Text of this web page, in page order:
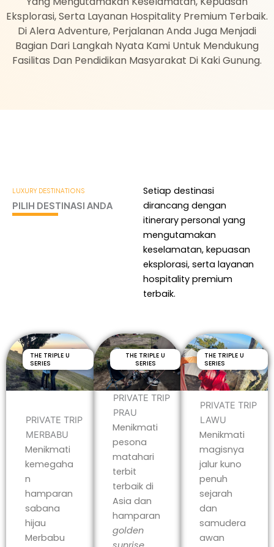
Eksplorasi, Serta Layanan Hospitality Premium Terbaik.
Di Alera Adventure, Perjalanan Anda Juga Menjadi
Bagian Dari Langkah Nyata Kami Untuk Mendukung
Fasilitas Dan Pendidikan Masyarakat Di Kaki Gunung.
LUXURY DESTINATIONS
PILIH DESTINASI ANDA
Setiap destinasi
dirancang dengan
itinerary personal yang
mengutamakan
keselamatan, kepuasan
eksplorasi, serta layanan
hospitality premium
terbaik.
THE TRIPLE U
SERIES
PRIVATE TRIP
MERBABU
Menikmati
kemegaha
n
hamparan
sabana
hijau
Merbabu
THE TRIPLE U
SERIES
PRIVATE TRIP
PRAU
Menikmati
pesona
matahari
terbit
terbaik di
Asia dan
hamparan
golden
THE TRIPLE U
SERIES
PRIVATE TRIP
LAWU
Menikmati
magisnya
jalur kuno
penuh
sejarah
dan
samudera
awan